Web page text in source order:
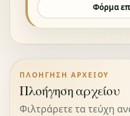
Φόρμα
ΠΛΟΉΓΗΣΗ ΑΡΧΕΊΟΥ
Πλοήγηση αρχείου
Φιλτράρετε τα τεύχη